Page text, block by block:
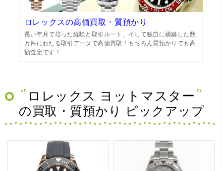
ロレックスの高価買取・質預かり
長い年月で培った経験と取引ルート、そして独自に構築した数
万件にわたる取引データで高価買取！もちろん質預かりでも高
額査定です！
ロレックス ヨットマスター
の買取・質預かり ピックアップ